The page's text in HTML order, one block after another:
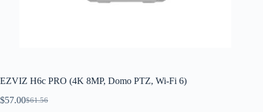
EZVIZ H6c PRO (4K 8MP, Domo PTZ, Wi-Fi 6)
$61.56
El
$57.00El